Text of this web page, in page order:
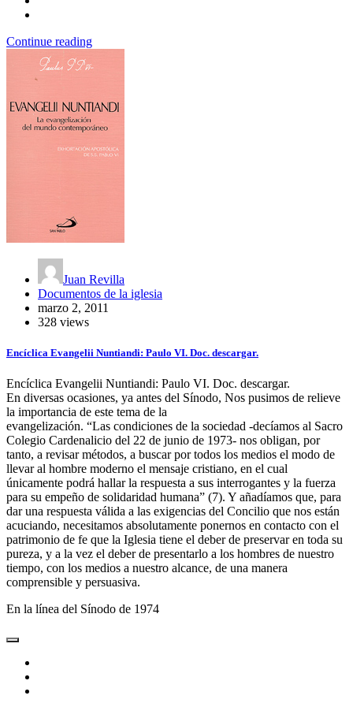
Continue reading
Juan Revilla
Documentos de la iglesia
marzo 2, 2011
328 views
Encíclica Evangelii Nuntiandi: Paulo VI. Doc. descargar.
Encíclica Evangelii Nuntiandi: Paulo VI. Doc. descargar.
En diversas ocasiones, ya antes del Sínodo, Nos pusimos de relieve
la importancia de este tema de la
evangelización. “Las condiciones de la sociedad -decíamos al Sacro
Colegio Cardenalicio del 22 de junio de 1973- nos obligan, por
tanto, a revisar métodos, a buscar por todos los medios el modo de
llevar al hombre moderno el mensaje cristiano, en el cual
únicamente podrá hallar la respuesta a sus interrogantes y la fuerza
para su empeño de solidaridad humana” (7). Y añadíamos que, para
dar una respuesta válida a las exigencias del Concilio que nos están
acuciando, necesitamos absolutamente ponernos en contacto con el
patrimonio de fe que la Iglesia tiene el deber de preservar en toda su
pureza, y a la vez el deber de presentarlo a los hombres de nuestro
tiempo, con los medios a nuestro alcance, de una manera
comprensible y persuasiva.
En la línea del Sínodo de 1974